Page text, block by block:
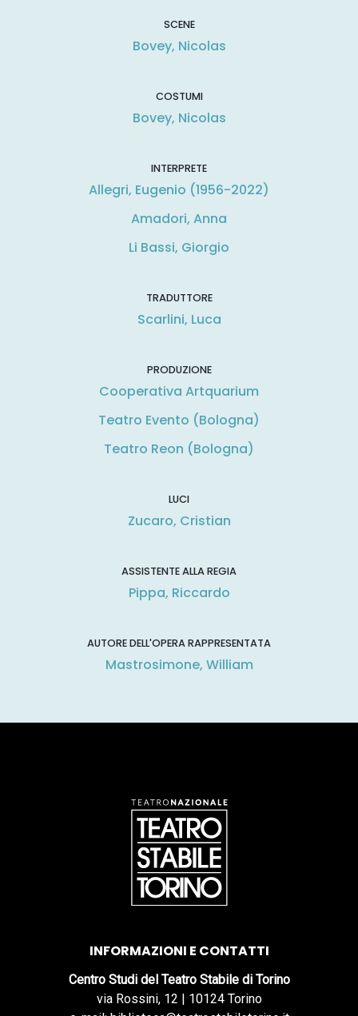
SCENE
Bovey, Nicolas
COSTUMI
Bovey, Nicolas
INTERPRETE
Allegri, Eugenio (1956-2022)
Amadori, Anna
Li Bassi, Giorgio
TRADUTTORE
Scarlini, Luca
PRODUZIONE
Cooperativa Artquarium
Teatro Evento (Bologna)
Teatro Reon (Bologna)
LUCI
Zucaro, Cristian
ASSISTENTE ALLA REGIA
Pippa, Riccardo
AUTORE DELL'OPERA RAPPRESENTATA
Mastrosimone, William
INFORMAZIONI E CONTATTI
Centro Studi del Teatro Stabile di Torino
via Rossini, 12 | 10124 Torino